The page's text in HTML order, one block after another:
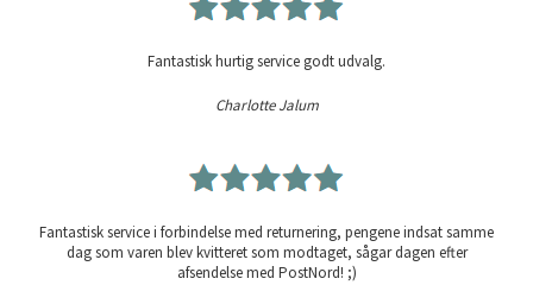
Fantastisk hurtig service godt udvalg.
Charlotte Jalum
Fantastisk service i forbindelse med returnering, pengene indsat samme
dag som varen blev kvitteret som modtaget, sågar dagen efter
afsendelse med PostNord! ;)